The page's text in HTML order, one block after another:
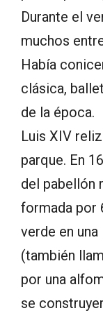
Durante el
muchos
Había
clásica,
de la época.
Luis XIV
parque. En
del pabellón
formada por
verde en
(también
por una
se